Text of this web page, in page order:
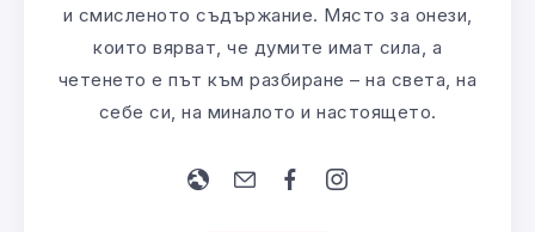
и смисленото съдържание. Място за онези,
които вярват, че думите имат сила, а
четенето е път към разбиране – на света, на
себе си, на миналото и настоящето.